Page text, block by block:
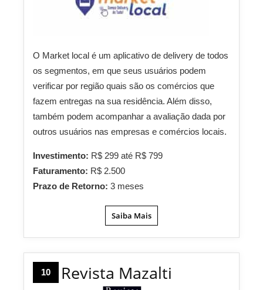
O Market local é um aplicativo de delivery de todos
os segmentos, em que seus usuários podem
verificar por região quais são os comércios que
fazem entregas na sua residência. Além disso,
também podem acompanhar a avaliação dada por
outros usuários nas empresas e comércios locais.
Investimento: R$ 299 até R$ 799
Faturamento: R$ 2.500
Prazo de Retorno: 3 meses
Saiba Mais
10 Revista Mazalti